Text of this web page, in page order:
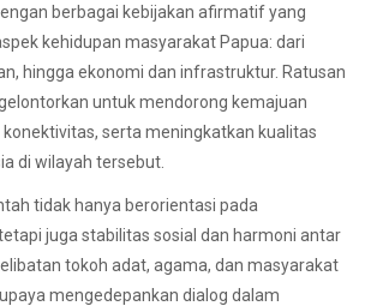
berbagai kebijakan afirmatif yang
kehidupan masyarakat Papua: dari
hingga ekonomi dan infrastruktur. Ratusan
untuk mendorong kemajuan
serta meningkatkan kualitas
di wilayah tersebut.
tidak hanya berorientasi pada
juga stabilitas sosial dan harmoni antar
tokoh adat, agama, dan masyarakat
mengedepankan dialog dalam